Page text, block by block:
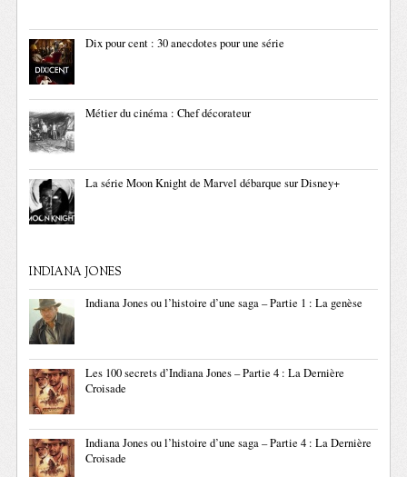
Dix pour cent : 30 anecdotes pour une série
Métier du cinéma : Chef décorateur
La série Moon Knight de Marvel débarque sur Disney+
INDIANA JONES
Indiana Jones ou l’histoire d’une saga – Partie 1 : La genèse
Les 100 secrets d’Indiana Jones – Partie 4 : La Dernière
Croisade
Indiana Jones ou l’histoire d’une saga – Partie 4 : La Dernière
Croisade